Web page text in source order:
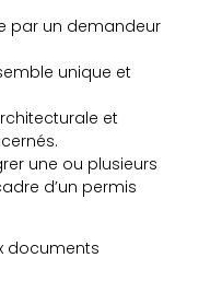
par un demandeur
unique et
et
une ou plusieurs
d’un permis
documents